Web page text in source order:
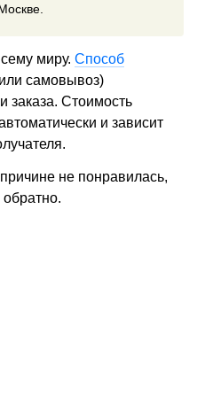
миру. Способ
самовывоз)
заказа. Стоимость
и зависит
не понравилась,